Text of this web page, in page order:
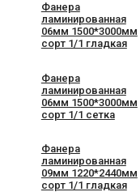
Фанера
ламинированная
06мм 1500*3000мм
сорт 1/1 гладкая
Фанера
ламинированная
06мм 1500*3000мм
сорт 1/1 сетка
Фанера
ламинированная
09мм 1220*2440мм
сорт 1/1 гладкая